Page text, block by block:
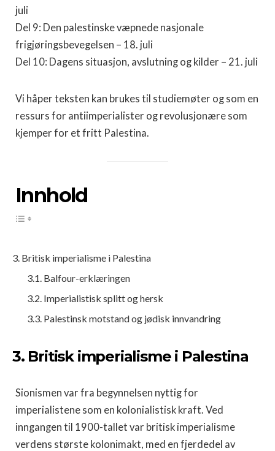
juli
Del 9: Den palestinske væpnede nasjonale
frigjøringsbevegelsen – 18. juli
Del 10: Dagens situasjon, avslutning og kilder – 21. juli
Vi håper teksten kan brukes til studiemøter og som en
ressurs for antiimperialister og revolusjonære som
kjemper for et fritt Palestina.
Innhold
3. Britisk imperialisme i Palestina
3.1. Balfour-erklæringen
3.2. Imperialistisk splitt og hersk
3.3. Palestinsk motstand og jødisk innvandring
3. Britisk imperialisme i Palestina
Sionismen var fra begynnelsen nyttig for
imperialistene som en kolonialistisk kraft. Ved
inngangen til 1900-tallet var britisk imperialisme
verdens største kolonimakt, med en fjerdedel av